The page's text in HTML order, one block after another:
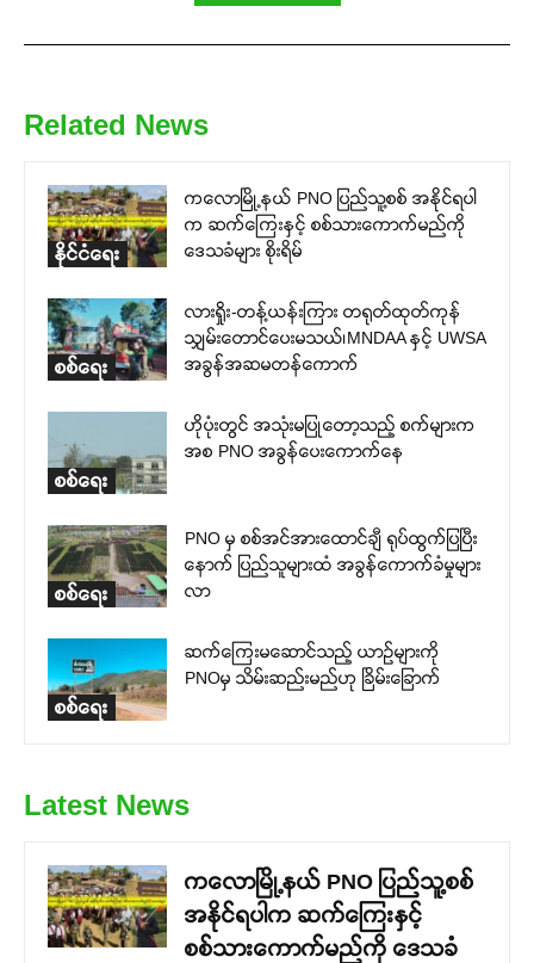
Related News
နိုင်ငံရေး
ကလောမြို့နယ် PNO ပြည်သူ့စစ် အနိုင်ရပါ
က ဆက်ကြေးနှင့် စစ်သားကောက်မည်ကို
ဒေသခံများ စိုးရိမ်
စစ်ရေး
လားရှိုး-တန့်ယန်းကြား တရုတ်ထုတ်ကုန်
သျှမ်းတောင်ပေးမသယ်၊MNDAA နှင့် UWSA
အခွန်အဆမတန်ကောက်
စစ်ရေး
ဟိုပုံးတွင် အသုံးမပြုတော့သည့် စက်များက
အစ PNO အခွန်ပေးကောက်နေ
စစ်ရေး
PNO မှ စစ်အင်အားထောင်ချီ ရုပ်ထွက်ပြပြီး
နောက် ပြည်သူများထံ အခွန်ကောက်ခံမှုများ
လာ
စစ်ရေး
ဆက်ကြေးမဆောင်သည့် ယာဉ်များကို
PNOမှ သိမ်းဆည်းမည်ဟု ခြိမ်းခြောက်
Latest News
ကလောမြို့နယ် PNO ပြည်သူ့စစ်
အနိုင်ရပါက ဆက်ကြေးနှင့်
စစ်သားကောက်မည်ကို ဒေသခံ